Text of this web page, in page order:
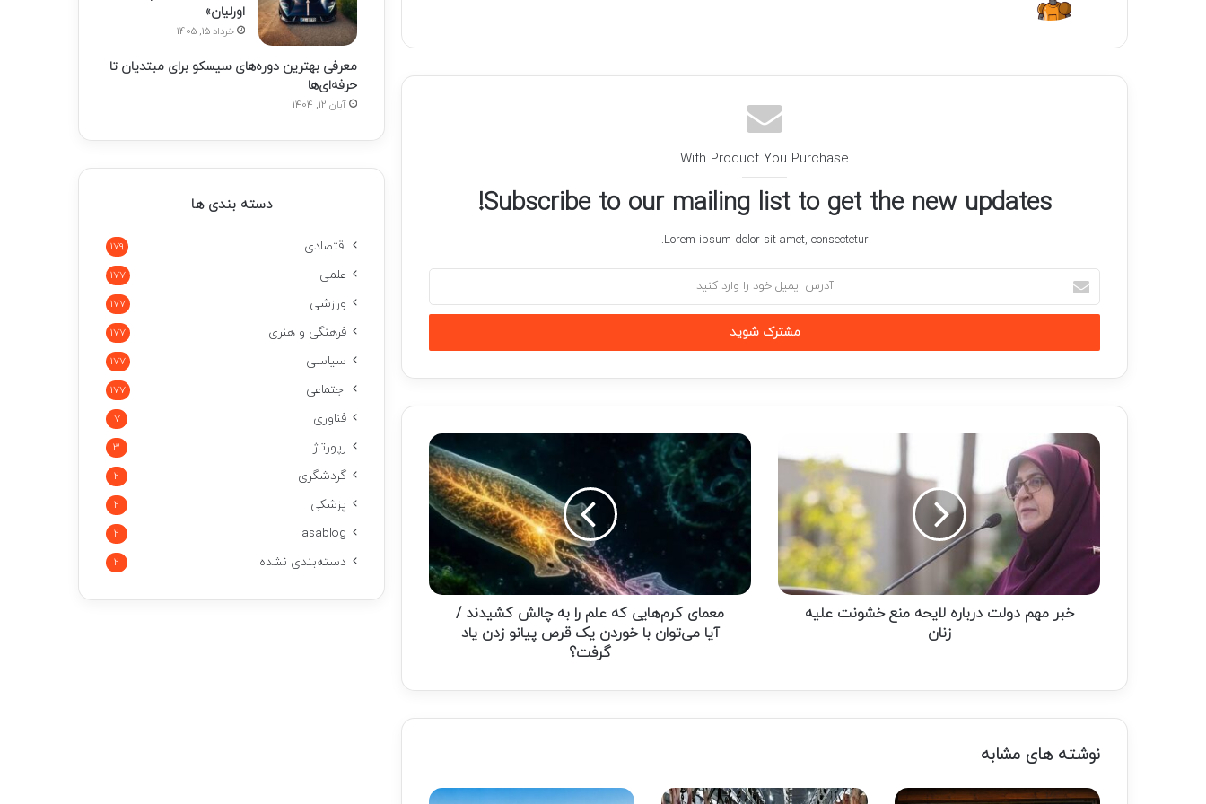
With Product You Purchase
Subscribe to our mailing list to get the new updates!
Lorem ipsum dolor sit amet, consectetur.
آدرس
ایمیل
خود
وارد
خبر
مهم
دولت
درباره
لایحه
خشونت
زنان
خبر مهم دولت درباره لایحه منع خشونت علیه
زنان
معمای
کرم‌هایی
که
علم
را
به
چالش
کشیدند
/
می‌توان
یک
پیانو
معمای کرم‌هایی که علم را به چالش کشیدند /
آیا می‌توان با خوردن یک قرص پیانو زدن یاد
گرفت؟
نوشته های مشابه
اورلیان»
خرداد 15, 1405
معرفی بهترین دوره‌های سیسکو برای مبتدیان تا
حرفه‌ای‌ها
آبان 12, 1404
دسته بندی ها
اقتصادی 179
علمی 177
ورزشی 177
فرهنگی و هنری 177
سیاسی 177
اجتماعی 177
فناوری 7
رپورتاژ 3
گردشگری 2
پزشکی 2
asablog
2
دسته‌بندی نشده 2